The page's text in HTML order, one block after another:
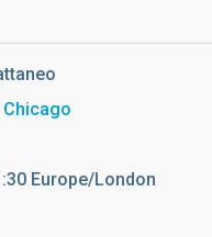
Europe/London